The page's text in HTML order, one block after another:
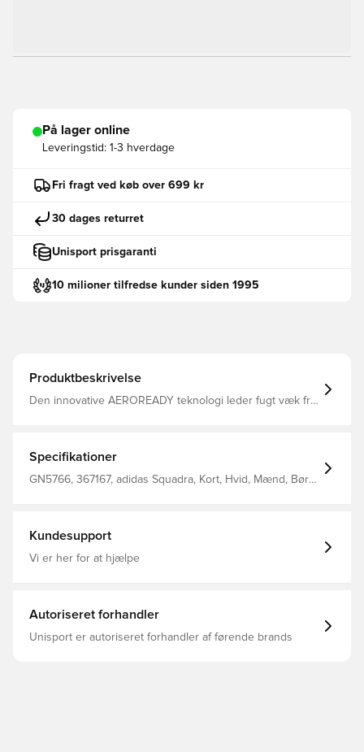
På lager online
Leveringstid: 1-3 hverdage
Fri fragt ved køb over 699 kr
30 dages returret
Unisport prisgaranti
10 milioner tilfredse kunder siden 1995
Produktbeskrivelse
Den innovative AEROREADY teknologi leder fugt væk fra
genanvendt indhold Elastisk ribkant i livet, som kan
strammes til for bedst muligt fit Regular fit Fremstillet i
100% genanvendt polyester.
Specifikationer
GN5766, 367167, adidas Squadra, Kort, Hvid, Mænd, Børn,
Kundesupport
Vi er her for at hjælpe
Autoriseret forhandler
Unisport er autoriseret forhandler af førende brands